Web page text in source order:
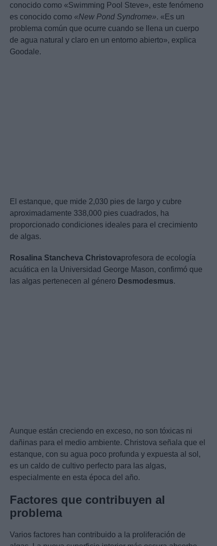
conocido como «Swimming Pool Steve», este fenómeno
es conocido como «New Pond Syndrome». «Es un
problema común que ocurre cuando se llena un cuerpo
de agua natural y claro en un entorno abierto», explica
Goodale.
El estanque, que mide 2,030 pies de largo y cubre
aproximadamente 338,000 pies cuadrados, ha
proporcionado condiciones ideales para el crecimiento
de algas.
Rosalina Stancheva Christovaprofesora de ecología
acuática en la Universidad George Mason, confirmó que
las algas pertenecen al género Desmodesmus.
Aunque están creciendo en exceso, no son tóxicas ni
dañinas para el medio ambiente. Christova señala que el
estanque, con su agua poco profunda y expuesta al sol,
es un caldo de cultivo perfecto para las algas,
especialmente en esta época del año.
Factores que contribuyen al
problema
Varios factores han contribuido a la proliferación de